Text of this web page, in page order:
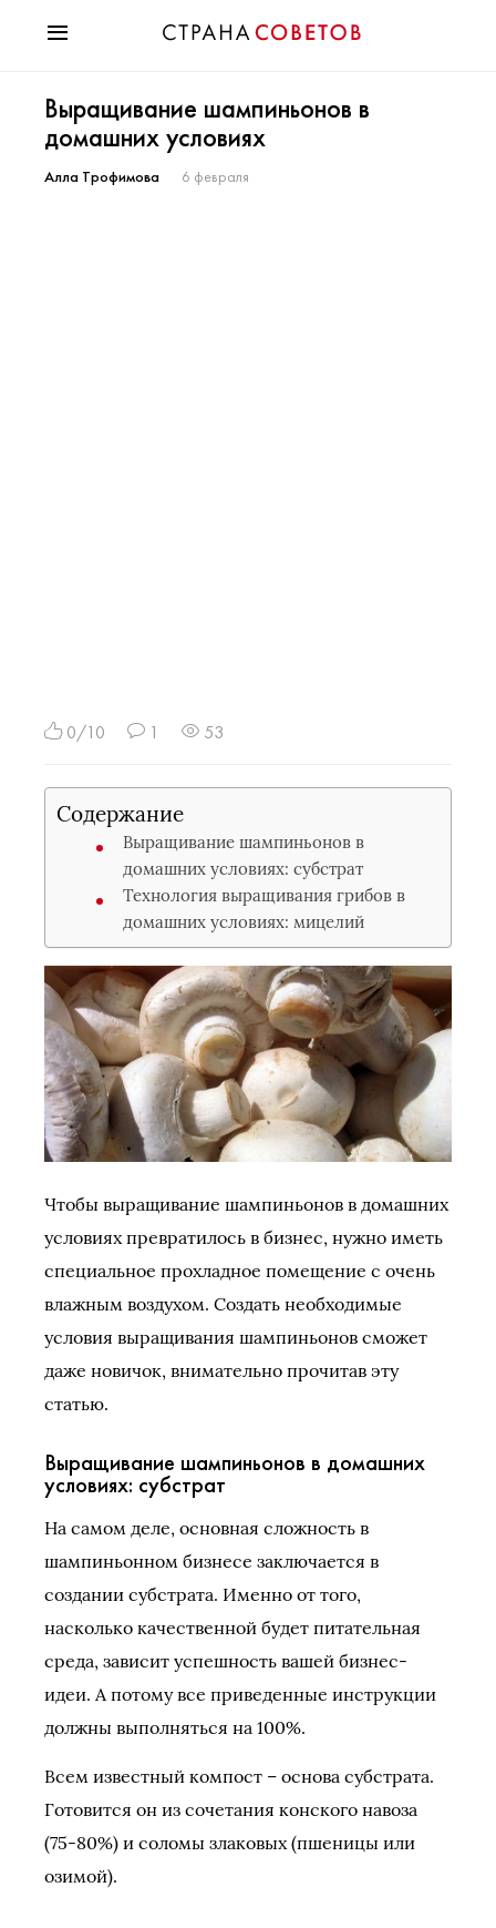
Мода
Звезды
Гороскопы
Выращивание шампиньонов в
домашних условиях
Алла Трофимова 6 февраля
0/10 1 53
Содержание
Выращивание шампиньонов в
домашних условиях: субстрат
Технология выращивания грибов в
домашних условиях: мицелий
Чтобы выращивание шампиньонов в домашних
условиях превратилось в бизнес, нужно иметь
специальное прохладное помещение с очень
влажным воздухом. Создать необходимые
условия выращивания шампиньонов сможет
даже новичок, внимательно прочитав эту
статью.
Выращивание шампиньонов в домашних
условиях: субстрат
На самом деле, основная сложность в
шампиньонном бизнесе заключается в
создании субстрата. Именно от того,
насколько качественной будет питательная
среда, зависит успешность вашей бизнес-
идеи. А потому все приведенные инструкции
должны выполняться на 100%.
Всем известный компост – основа субстрата.
Готовится он из сочетания конского навоза
(75-80%) и соломы злаковых (пшеницы или
озимой).